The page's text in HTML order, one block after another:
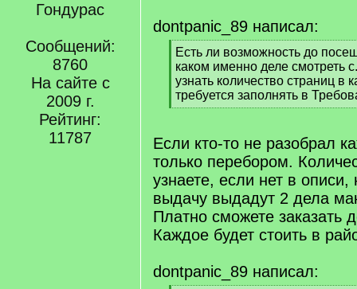
Гондурас
Сообщений:
8760
На сайте с
2009 г.
Рейтинг:
11787
dontpanic_89 написал:
[
q
]
Есть ли возможность до
каком именно деле смотреть
узнать количество страниц в
требуется заполнять в
[
q
]
Если кто-то не разобрал
только перебором.
узнаете, если нет в
выдачу выдадут 2 дела
Платно сможете заказать
Каждое будет стоить в
dontpanic_89 написал: